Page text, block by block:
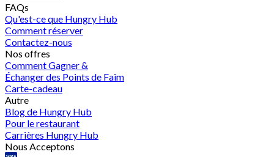
FAQs
Qu'est-ce que Hungry Hub
Comment réserver
Contactez-nous
Nos offres
Comment Gagner &
Échanger des Points de Faim
Carte-cadeau
Autre
Blog de Hungry Hub
Pour le restaurant
Carrières Hungry Hub
Nous Acceptons